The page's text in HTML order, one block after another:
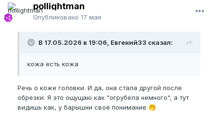
pollightman
Опубликовано 17 мая
В 17.05.2026 в 19:06, Евгений33 сказал:
кожа есть кожа
Речь о коже головки. И да, она стала другой после
обрезки. Я это ощущаю как "огрубела немного", а тут
видишь как, у барышни своё понимание 🤭